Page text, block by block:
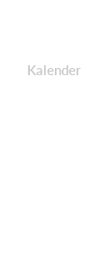
Kalender